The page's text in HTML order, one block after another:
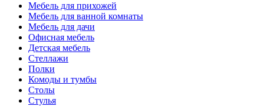
Мебель для прихожей
Мебель для ванной комнаты
Мебель для дачи
Офисная мебель
Детская мебель
Стеллажи
Полки
Комоды и тумбы
Столы
Стулья